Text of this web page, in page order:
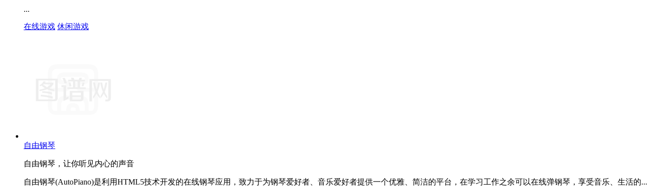
...
在线游戏 休闲游戏
自由钢琴
自由钢琴，让你听见内心的声音
自由钢琴(AutoPiano)是利用HTML5技术开发的在线钢琴应用，致力于为钢琴爱好者、音乐爱好者提供一个优雅、简洁的平台，在学习工作之余可以在线弹钢琴，享受音乐、生活的...